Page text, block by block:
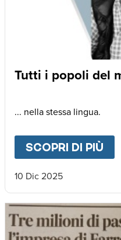
Tutti i popoli del
... nella stessa lingua.
SCOPRI DI PIÙ
10 Dic 2025